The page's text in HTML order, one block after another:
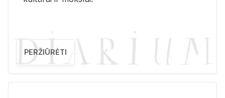
PERŽIŪRĖTI